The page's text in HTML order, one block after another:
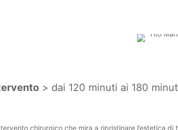
> dai 120 minuti ai 180
chirurgico che mira a ripristinare l’estetica